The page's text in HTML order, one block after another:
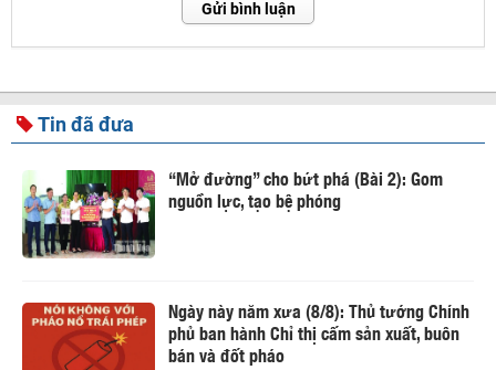
Gửi bình luận
Tin đã đưa
“Mở đường” cho bứt phá (Bài 2): Gom
nguồn lực, tạo bệ phóng
Ngày này năm xưa (8/8): Thủ tướng Chính
phủ ban hành Chỉ thị cấm sản xuất, buôn
bán và đốt pháo